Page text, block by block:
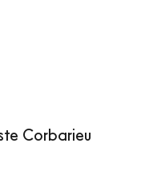
Corbarieu